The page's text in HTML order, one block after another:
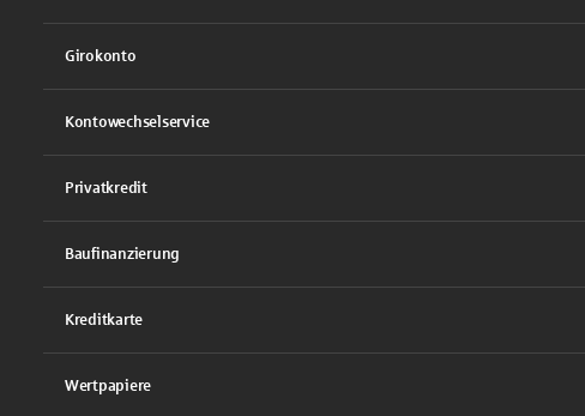
Girokonto
Kontowechselservice
Privatkredit
Baufinanzierung
Kreditkarte
Wertpapiere